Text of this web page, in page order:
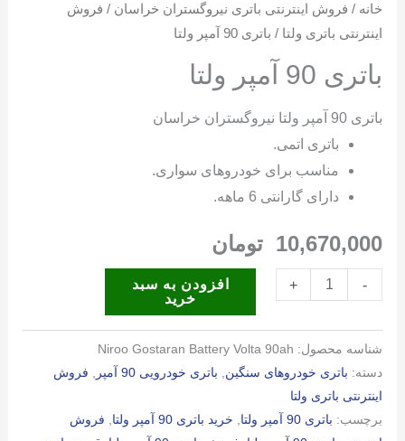
خانه / فروش اینترنتی باتری نیروگستران خراسان / فروش
اینترنتی باتری ولتا / باتری 90 آمپر ولتا
باتری 90 آمپر ولتا
باتری 90 آمپر ولتا نیروگستران خراسان
باتری اتمی.
مناسب برای خودروهای سواری.
دارای گارانتی 6 ماهه.
10,670,000 تومان
-
آمپر
+
افزودن به سبد
خرید
شناسه محصول: Niroo Gostaran Battery Volta 90ah
دسته: باتری خودروهای سنگین, باتری خودرویی 90 آمپر , فروش
اینترنتی باتری ولتا
برچسب: باتری 90 آمپر ولتا , خرید باتری 90 آمپر ولتا , فروش